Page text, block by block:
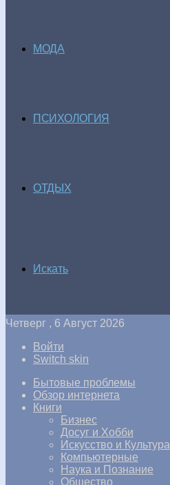
МОДА
ПСИХОЛОГИЯ
ОТДЫХ
Искать
Четверг , 6 Август 2026
Войти
Switch skin
Бытовые проблемы
Обзор интернета
Книги
Бизнес
Досуг и Хобби
Искусство и Культура
Компьютерные
Наука и Познание
Общество